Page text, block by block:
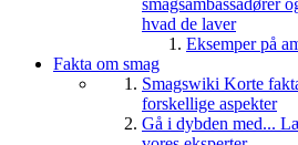
smagsambassadører
hvad de laver
Eksemper på
Fakta om smag
Smagswiki Korte
forskellige aspekter
Gå i dybden med...